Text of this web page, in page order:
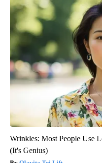
Wrinkles: Most People Use
(It's Genius)